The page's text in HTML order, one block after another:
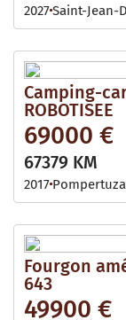
2027Saint-Jean-
Camping-car
ROBOTISEE
69000 €
67379 KM
2017
Fourgon
643
49900 €